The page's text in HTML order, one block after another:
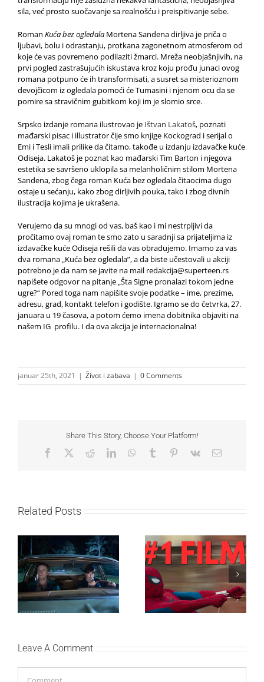
sila, već prosto suočavanje sa realnošću i preispitivanje sebe.
Roman Kuća bez ogledala Mortena Sandena dirljiva je priča o
ljubavi, bolu i odrastanju, protkana zagonetnom atmosferom od
koje će vas povremeno podilaziti žmarci. Mreža neobjašnjivih, na
prvi pogled zastrašujućih iskustava kroz koju prođu junaci ovog
romana potpuno će ih transformisati, a susret sa misterioznom
devojčicom iz ogledala pomoći će Tumasini i njenom ocu da se
pomire sa stravičnim gubitkom koji im je slomio srce.
Srpsko izdanje romana ilustrovao je Ištvan Lakatoš, poznati
mađarski pisac i illustrator čije smo knjige Kockograd i serijal o
Emi i Tesli imali prilike da čitamo, takođe u izdanju izdavačke kuće
Odiseja. Lakatoš je poznat kao mađarski Tim Barton i njegova
estetika se savršeno uklopila sa melanholičnim stilom Mortena
Sandena, zbog čega roman Kuća bez ogledala čitaocima dugo
ostaje u sećanju, kako zbog dirljivih pouka, tako i zbog divnih
ilustracija kojima je ukrašena.
Verujemo da su mnogi od vas, baš kao i mi nestrpljivi da
pročitamo ovaj roman te smo zato u saradnji sa prijateljima iz
izdavačke kuće Odiseja rešili da vas obradujemo. Imamo za vas
dva romana „Kuća bez ogledala”, a da biste učestovali u akciji
potrebno je da nam se javite na mail redakcija@superteen.rs
napišete odgovor na pitanje „Šta Signe pronalazi tokom jedne
ugre?“ Pored toga nam napišite svoje podatke – ime, prezime,
adresu, grad, kontakt telefon i godište. Igramo se do četvrka, 27.
januara u 19 časova, a potom ćemo imena dobitnika objaviti na
našem IG profilu. I da ova akcija je internacionalna!
januar 25th, 2021 | Život i zabava | 0 Comments
Share This Story, Choose Your Platform!
Facebook RedditLinkedInWhatsApp
Tumblr Pinterest
Vk Email
Related Posts
SF NIGHT: POSLEDNJI
DANI ULICE
HRASTOVA u Concept
Cinema i CineStar
bioskopima 12. avgusta
Najuspešnije otvaranje
studijskog filma u Srbiji:
Spajdermen: Novi dan
oborio rekord već prvog
vikenda
Leave A Comment